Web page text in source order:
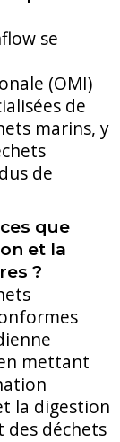
se
(OMI)
de
marins, y
de
que
et la
?
mettant
la digestion
des déchets